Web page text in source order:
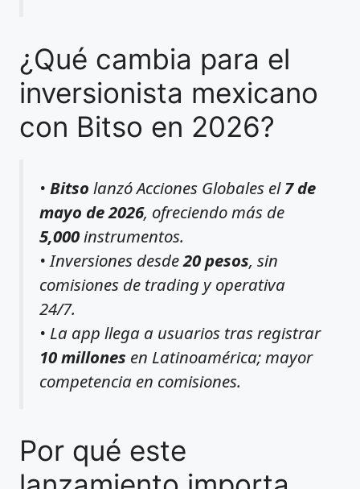
¿Qué cambia para el
inversionista mexicano
con Bitso en 2026?
• Bitso lanzó Acciones Globales el7 de
mayo de 2026, ofreciendo más de
5,000instrumentos.
• Inversiones desde20 pesos, sin
comisiones de trading y operativa
24/7.
• La app llega a usuarios tras registrar
10 millones en Latinoamérica; mayor
competencia en comisiones.
Por qué este